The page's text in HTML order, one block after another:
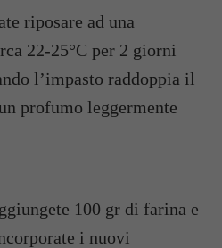
riposare ad una
22-25°C per 2 giorni
l’impasto raddoppia il
profumo leggermente
i nuovi